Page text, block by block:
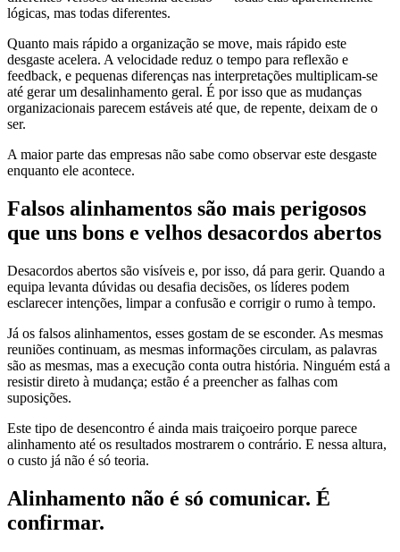
lógicas, mas todas diferentes.
Quanto mais rápido a organização se move, mais rápido este
desgaste acelera. A velocidade reduz o tempo para reflexão e
feedback, e pequenas diferenças nas interpretações multiplicam-se
até gerar um desalinhamento geral. É por isso que as mudanças
organizacionais parecem estáveis até que, de repente, deixam de o
ser.
A maior parte das empresas não sabe como observar este desgaste
enquanto ele acontece.
Falsos alinhamentos são mais perigosos
que uns bons e velhos desacordos abertos
Desacordos abertos são visíveis e, por isso, dá para gerir. Quando a
equipa levanta dúvidas ou desafia decisões, os líderes podem
esclarecer intenções, limpar a confusão e corrigir o rumo à tempo.
Já os falsos alinhamentos, esses gostam de se esconder. As mesmas
reuniões continuam, as mesmas informações circulam, as palavras
são as mesmas, mas a execução conta outra história. Ninguém está a
resistir direto à mudança; estão é a preencher as falhas com
suposições.
Este tipo de desencontro é ainda mais traiçoeiro porque parece
alinhamento até os resultados mostrarem o contrário. E nessa altura,
o custo já não é só teoria.
Alinhamento não é só comunicar. É
confirmar.